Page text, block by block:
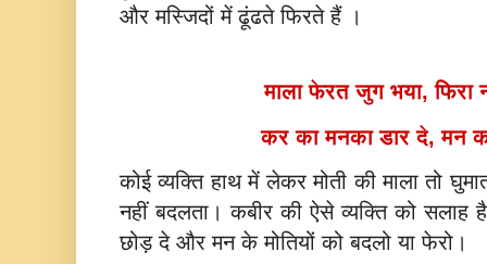
और मस्जिदों में ढूंढते फिरते हैं ।
माला फेरत जुग भया,
कर का मनका डार दे, मन
कोई व्यक्ति हाथ में लेकर मोती की माला तो
नहीं बदलता। कबीर की ऐसे व्यक्ति को सलाह
छोड़ दे और मन के मोतियों को बदलो या फेरो।